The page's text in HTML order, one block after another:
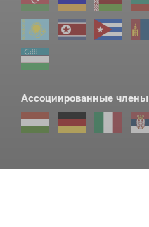
Ассоциированные члены